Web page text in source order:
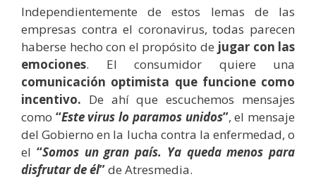
Independientemente de estos lemas de las
empresas contra el coronavirus, todas parecen
haberse hecho con el propósito de jugar con las
emociones. El consumidor quiere una
comunicación optimista que funcione como
incentivo. De ahí que escuchemos mensajes
como “Este virus lo paramos unidos”, el mensaje
del Gobierno en la lucha contra la enfermedad, o
el “Somos un gran país. Ya queda menos para
disfrutar de él”de Atresmedia.